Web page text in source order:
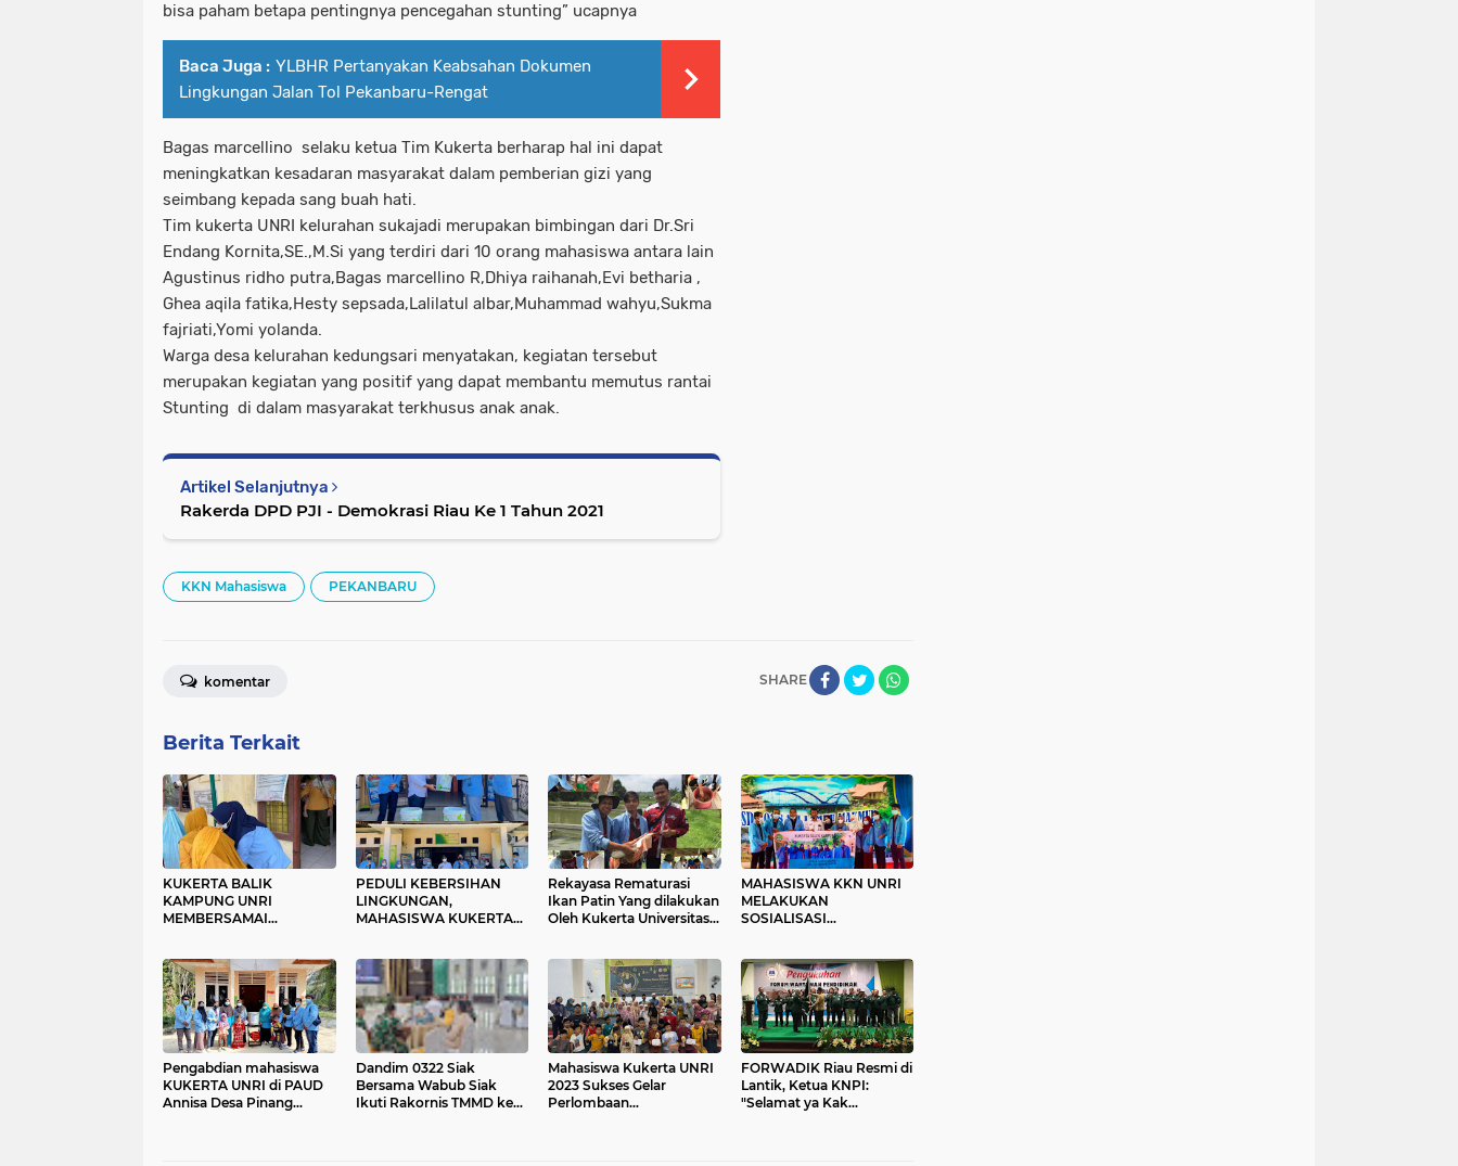
bisa paham betapa pentingnya pencegahan stunting” ucapnya
Baca Juga : YLBHR Pertanyakan Keabsahan Dokumen
Lingkungan Jalan Tol Pekanbaru-Rengat
Bagas marcellino selaku ketua Tim Kukerta berharap hal ini dapat
meningkatkan kesadaran masyarakat dalam pemberian gizi yang
seimbang kepada sang buah hati.
Tim kukerta UNRI kelurahan sukajadi merupakan bimbingan dari Dr.Sri
Endang Kornita,SE.,M.Si yang terdiri dari 10 orang mahasiswa antara lain
Agustinus ridho putra,Bagas marcellino R,Dhiya raihanah,Evi betharia ,
Ghea aqila fatika,Hesty sepsada,Lalilatul albar,Muhammad wahyu,Sukma
fajriati,Yomi yolanda.
Warga desa kelurahan kedungsari menyatakan, kegiatan tersebut
merupakan kegiatan yang positif yang dapat membantu memutus rantai
Stunting di dalam masyarakat terkhusus anak anak.
Artikel Selanjutnya
Rakerda DPD PJI - Demokrasi Riau Ke 1 Tahun 2021
KKN Mahasiswa PEKANBARU
SHARE
komentar
Berita Terkait
KUKERTA BALIK
KAMPUNG UNRI
MEMBERSAMAI
MULYA
PEDULI KEBERSIHAN
LINGKUNGAN,
MAHASISWA KUKERTA
SAMPAH UNTUK DESA
SARI MULYA
Rekayasa Rematurasi
Ikan Patin Yang dilakukan
Oleh Kukerta Universitas
MAHASISWA KKN UNRI
MELAKUKAN
SOSIALISASI
LAMBU MAKMUR
Pengabdian mahasiswa
KUKERTA UNRI di PAUD
Annisa Desa Pinang
Dandim 0322 Siak
Bersama Wabub Siak
Ikuti Rakornis TMMD ke
Mahasiswa Kukerta UNRI
2023 Sukses Gelar
Perlombaan
FORWADIK Riau Resmi di
Lantik, Ketua KNPI:
"Selamat ya Kak